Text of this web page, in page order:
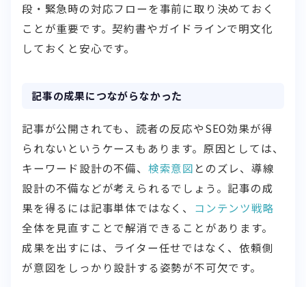
段・緊急時の対応フローを事前に取り決めておく
ことが重要です。契約書やガイドラインで明文化
しておくと安心です。
記事の成果につながらなかった
記事が公開されても、読者の反応やSEO効果が得
られないというケースもあります。原因としては、
キーワード設計の不備、 検索意図 とのズレ、導線
設計の不備などが考えられるでしょう。記事の成
果を得るには記事単体ではなく、 コンテンツ戦略
全体を見直すことで解消できることがあります。
成果を出すには、ライター任せではなく、依頼側
が意図をしっかり設計する姿勢が不可欠です。